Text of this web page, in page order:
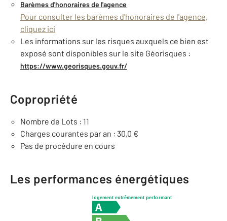
Barèmes d'honoraires de l'agence
Pour consulter les barèmes d'honoraires de l'agence,
cliquez ici
Les informations sur les risques auxquels ce bien est
exposé sont disponibles sur le site Géorisques :
https://www.georisques.gouv.fr/
Copropriété
Nombre de Lots : 11
Charges courantes par an : 30,0 €
Pas de procédure en cours
Les performances énergétiques
logement extrêmement performant